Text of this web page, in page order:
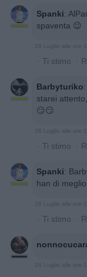
Spanki:
spaventa 😉
· Ti stimo ·
Barbyturiko:
starei
😏😏
· Ti stimo ·
Spanki:
han di
· Ti stimo ·